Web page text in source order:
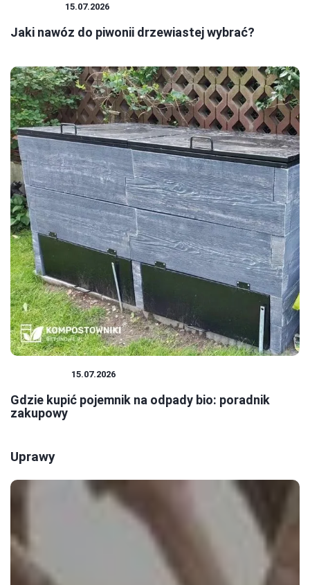
15.07.2026
Jaki nawóz do piwonii drzewiastej wybrać?
15.07.2026
Gdzie kupić pojemnik na odpady bio: poradnik
zakupowy
Uprawy